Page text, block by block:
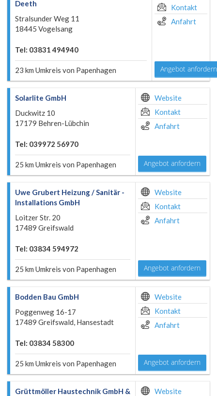
Deeth
Stralsunder Weg 11
18445 Vogelsang
Tel: 03831 494940
23 km Umkreis von Papenhagen
Kontakt
Anfahrt
Angebot anfordern
Solarlite GmbH
Duckwitz 10
17179 Behren-Lübchin
Tel: 039972 56970
25 km Umkreis von Papenhagen
Website
Kontakt
Anfahrt
Angebot anfordern
Uwe Grubert Heizung / Sanitär -
Installations GmbH
Loitzer Str. 20
17489 Greifswald
Tel: 03834 594972
25 km Umkreis von Papenhagen
Website
Kontakt
Anfahrt
Angebot anfordern
Bodden Bau GmbH
Poggenweg 16-17
17489 Greifswald, Hansestadt
Tel: 03834 58300
25 km Umkreis von Papenhagen
Website
Kontakt
Anfahrt
Angebot anfordern
Grüttmöller Haustechnik GmbH &
Website